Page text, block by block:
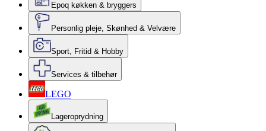
Epoq køkken & bryggers
Personlig pleje, Skønhed & Velvære
Sport, Fritid & Hobby
Services & tilbehør
LEGO
Lageroprydning